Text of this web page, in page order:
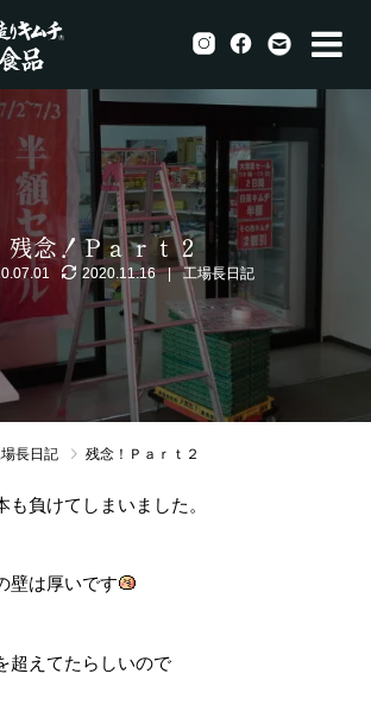
残念！Ｐａｒｔ２
2020.11.16 工場長日記
長日記 残念！Ｐａｒｔ２
も負けてしまいました。
壁は厚いです
超えてたらしいので